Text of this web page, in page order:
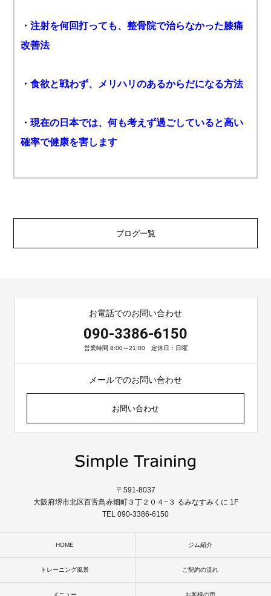
・注射を何回打っても、整骨院で治らなかった膝痛
改善法
・食欲と戦わず、メリハリのあるからだになる方法
・現在の日本では、何も考えず過ごしていると高い
確率で健康を害します
ブログ一覧
お電話でのお問い合わせ
090-3386-6150
営業時間 8:00～21:00 定休日：日曜
メールでのお問い合わせ
お問い合わせ
〒591-8037
大阪府堺市北区百舌鳥赤畑町３丁２０４−３ るみなすみくに 1F
TEL 090-3386-6150
HOME ジム紹介
トレーニング風景 ご契約の流れ
メニュー お客様の声